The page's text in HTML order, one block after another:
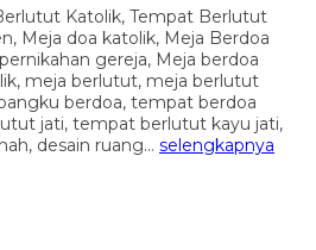
Katolik, Tempat Berlutut
Meja doa katolik, Meja Berdoa
gereja, Meja berdoa
meja berlutut, meja berlutut
berdoa, tempat berdoa
jati, tempat berlutut kayu jati,
desain ruang… selengkapnya